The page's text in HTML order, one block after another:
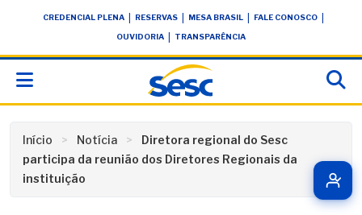
conteúdoCREDENCIAL PLENA RESERVAS MESA BRASIL FALE CONOSCO
OUVIDORIA TRANSPARÊNCIA
Início Notícia
Diretora regional do Sesc
participa da reunião dos Diretores Regionais da
instituição